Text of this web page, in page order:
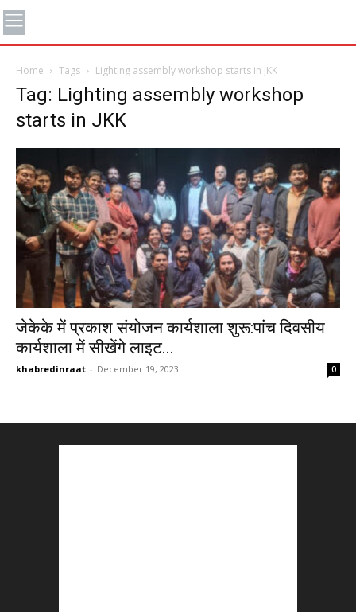
Home Tags Lighting assembly workshop starts in JKK
Tag: Lighting assembly workshop
starts in JKK
जेकेके में प्रकाश संयोजन कार्यशाला शुरू:पांच दिवसीय
कार्यशाला में सीखेंगे लाइट...
khabredinraat - December 19, 2023 0